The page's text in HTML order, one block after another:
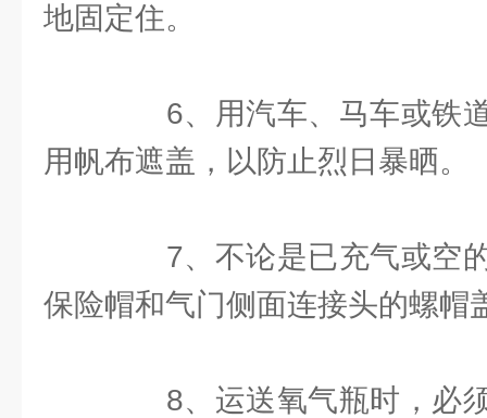
地固定住。
6、用汽车、马车或铁道
用帆布遮盖，以防止烈日暴晒。
7、不论是已充气或空的
保险帽和气门侧面连接头的螺帽
8、运送氧气瓶时，必须